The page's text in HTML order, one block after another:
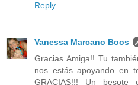
Reply
Vanessa Marcano Boos
Gracias Amiga!! Tu
nos estás apoyando en
GRACIAS!!! Un